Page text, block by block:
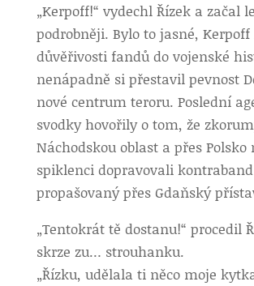
„Kerpoff!“ vydechl Řízek a začal
podrobněji. Bylo to jasné,
důvěřivosti fandů do vojenské
nenápadně si přestavil pevnost
nové centrum teroru. Poslední
svodky hovořily o tom, že
Náchodskou oblast a přes Polsko
spiklenci dopravovali kontraband
propašovaný přes Gdaňský
„Tentokrát tě dostanu!“ procedil
skrze zu… strouhanku.
„Řízku, udělala ti něco moje